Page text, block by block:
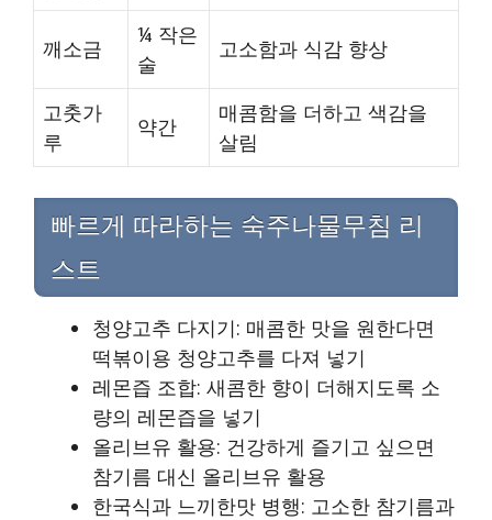
깨소금
¼ 작은
술
고소함과 식감 향상
고춧가
루
약간
매콤함을 더하고 색감을
살림
빠르게 따라하는 숙주나물무침 리
스트
청양고추 다지기: 매콤한 맛을 원한다면
떡볶이용 청양고추를 다져 넣기
레몬즙 조합: 새콤한 향이 더해지도록 소
량의 레몬즙을 넣기
올리브유 활용: 건강하게 즐기고 싶으면
참기름 대신 올리브유 활용
한국식과 느끼한맛 병행: 고소한 참기름과